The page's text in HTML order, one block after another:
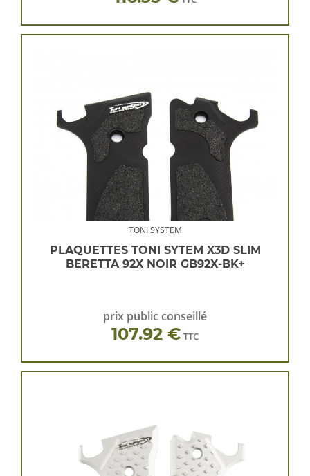
TONI SYSTEM
PLAQUETTES TONI SYTEM X3D SLIM
BERETTA 92X NOIR GB92X-BK+
prix public conseillé
107.92 € TTC